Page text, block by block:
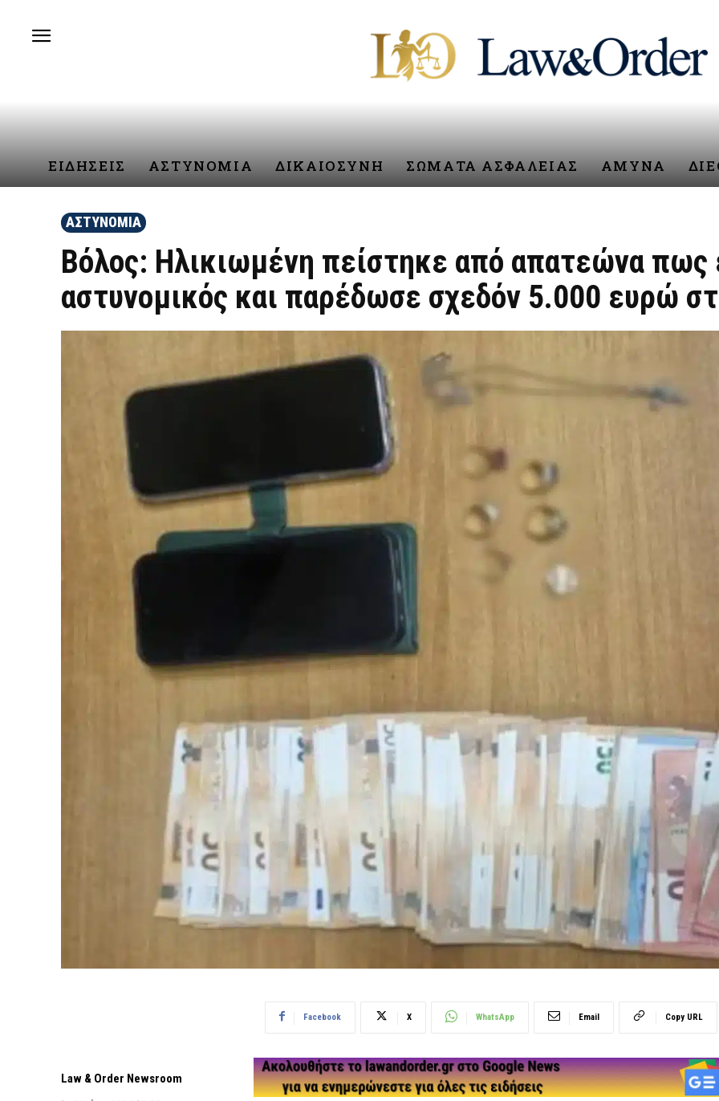
ΕΙΔΗΣΕΙΣ ΑΣΤΥΝΟΜΙΑ ΔΙΚΑΙΟΣΥΝΗ ΣΩΜΑΤΑ ΑΣΦΑΛΕΙΑΣ ΑΜΥΝΑ
ΑΣΤΥΝΟΜΙΑ
Βόλος: Ηλικιωμένη πείστηκε από απατεώνα πως
αστυνομικός και παρέδωσε σχεδόν 5.000 ευρώ
Law & Order Newsroom
Facebook X WhatsApp Email Copy URL